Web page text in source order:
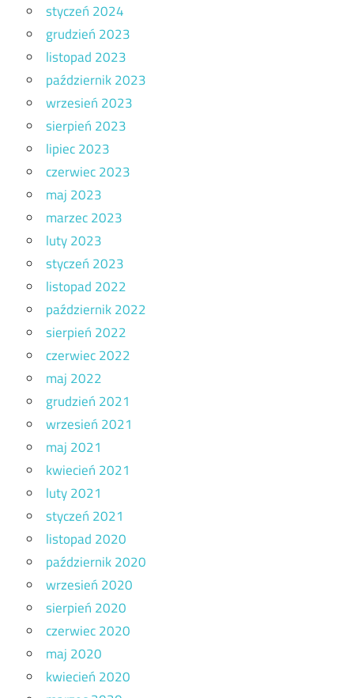
styczeń 2024
grudzień 2023
listopad 2023
październik 2023
wrzesień 2023
sierpień 2023
lipiec 2023
czerwiec 2023
maj 2023
marzec 2023
luty 2023
styczeń 2023
listopad 2022
październik 2022
sierpień 2022
czerwiec 2022
maj 2022
grudzień 2021
wrzesień 2021
maj 2021
kwiecień 2021
luty 2021
styczeń 2021
listopad 2020
październik 2020
wrzesień 2020
sierpień 2020
czerwiec 2020
maj 2020
kwiecień 2020